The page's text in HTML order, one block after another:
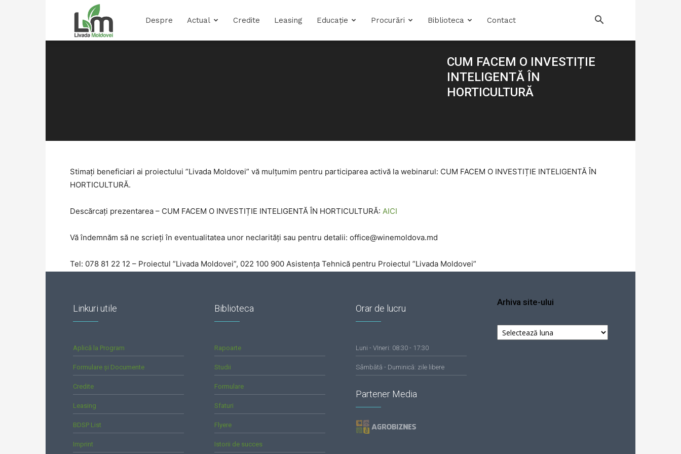
Despre Actual Credite Leasing Educație Procurări Biblioteca Contact
CUM FACEM O INVESTIȚIE
INTELIGENTĂ ÎN
HORTICULTURĂ
Stimați beneficiari ai proiectului ”Livada Moldovei” vă mulțumim pentru participarea activă la webinarul: CUM FACEM O INVESTIȚIE INTELIGENTĂ ÎN
HORTICULTURĂ.
Descărcați prezentarea – CUM FACEM O INVESTIȚIE INTELIGENTĂ ÎN HORTICULTURĂ: AICI
Vă îndemnăm să ne scrieți în eventualitatea unor neclarități sau pentru detalii: office@winemoldova.md
Tel: 078 81 22 12 – Proiectul ”Livada Moldovei”, 022 100 900 Asistența Tehnică pentru Proiectul ”Livada Moldovei”
Linkuri utile
Aplică la Program
Formulare și Documente
Credite
Leasing
BDSP List
Imprint
Biblioteca
Rapoarte
Studii
Formulare
Sfaturi
Flyere
Istorii de succes
Orar de lucru
Luni - VIneri: 08:30 - 17:30
Sâmbătă - Duminică: zile libere
Partener Media
Arhiva site-ului
Arhiva
site-